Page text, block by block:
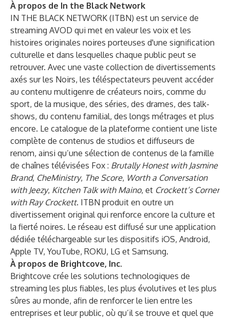
À propos de In the Black Network
IN THE BLACK NETWORK (ITBN) est un service de
streaming AVOD qui met en valeur les voix et les
histoires originales noires porteuses d'une signification
culturelle et dans lesquelles chaque public peut se
retrouver. Avec une vaste collection de divertissements
axés sur les Noirs, les téléspectateurs peuvent accéder
au contenu multigenre de créateurs noirs, comme du
sport, de la musique, des séries, des drames, des talk-
shows, du contenu familial, des longs métrages et plus
encore. Le catalogue de la plateforme contient une liste
complète de contenus de studios et diffuseurs de
renom, ainsi qu’une sélection de contenus de la famille
de chaînes télévisées Fox : Brutally Honest with Jasmine
Brand, CheMinistry, The Score, Worth a Conversation
with Jeezy, Kitchen Talk with Maino, et Crockett’s Corner
with Ray Crockett. ITBN produit en outre un
divertissement original qui renforce encore la culture et
la fierté noires. Le réseau est diffusé sur une application
dédiée téléchargeable sur les dispositifs iOS, Android,
Apple TV, YouTube, ROKU, LG et Samsung.
À propos de Brightcove, Inc.
Brightcove crée les solutions technologiques de
streaming les plus fiables, les plus évolutives et les plus
sûres au monde, afin de renforcer le lien entre les
entreprises et leur public, où qu’il se trouve et quel que